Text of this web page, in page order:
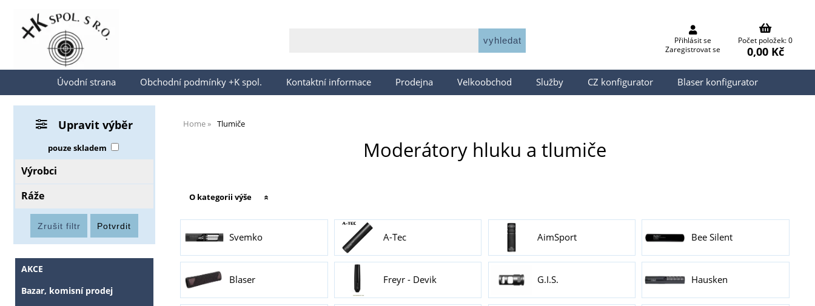
Přihlásit se
Přihlásit se
Zaregistrovat se
Počet položek: 0
0,00 Kč
Úvodní strana Obchodní podmínky +K spol. Kontaktní informace Prodejna Velkoobchod Služby CZ konfigurator Blaser konfigurator
Home Tlumiče
Moderátory hluku a tlumiče
O kategorii výše
Svemko A-Tec AimSport Bee Silent
Blaser Freyr - Devik G.I.S. Hausken
Upravit výběr
pouze skladem
Výrobci
Ráže
AKCE
Bazar, komisní prodej